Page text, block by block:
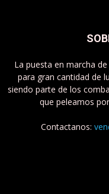
La puesta en marcha
para gran cantidad de
siendo parte de los
que peleamos
Contactanos: